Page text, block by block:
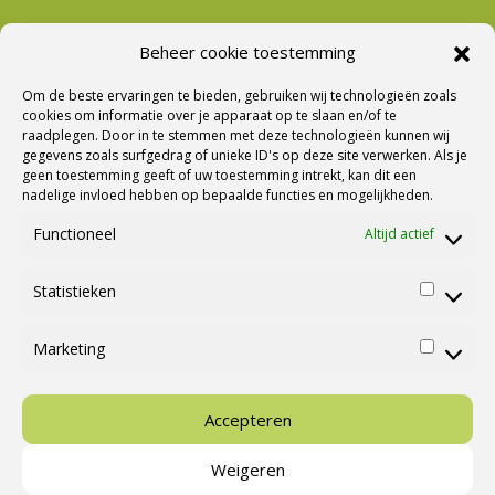
Beheer cookie toestemming
Om de beste ervaringen te bieden, gebruiken wij technologieën zoals
cookies om informatie over je apparaat op te slaan en/of te
raadplegen. Door in te stemmen met deze technologieën kunnen wij
gegevens zoals surfgedrag of unieke ID's op deze site verwerken. Als je
geen toestemming geeft of uw toestemming intrekt, kan dit een
nadelige invloed hebben op bepaalde functies en mogelijkheden.
Functioneel Altijd actief
Statistieken
Marketing
Accepteren
Weigeren
Ⓒ Cannenburg Caravans en Campers |